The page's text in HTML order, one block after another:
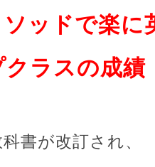
ソッドで楽
ラスの成績
書が改訂され、